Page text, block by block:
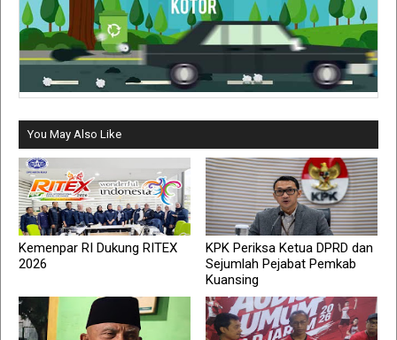
You May Also Like
Kemenpar RI Dukung RITEX
2026
KPK Periksa Ketua DPRD dan
Sejumlah Pejabat Pemkab
Kuansing